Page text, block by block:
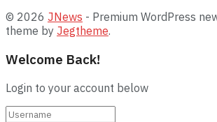
© 2026 JNews - Premium WordPress
theme by Jegtheme.
Welcome Back!
Login to your account below